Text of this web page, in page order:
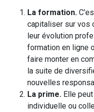
La formation.
capitaliser sur vos
leur évolution
formation en ligne
faire monter en
la suite de
nouvelles
La prime. Elle
individuelle ou